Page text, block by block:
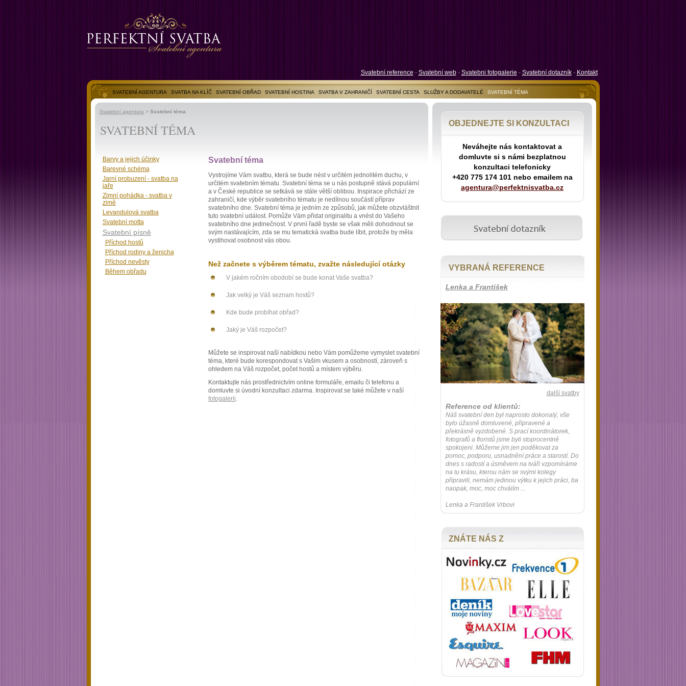
Svatební reference - Svatební web- Svatebni fotogalerie - Svatební dotazník- Kontakt
SVATEBNÍ AGENTURA SVATBA NA KLÍČ SVATEBNÍ OBŘAD SVATEBNÍ HOSTINA SVATBA V ZAHRANIČÍ SVATEBNÍ CESTA SLUŽBY A DODAVATELÉ
SVATEBNÍ TÉMA
SVATEBNÍ FOTOGALERIE
Svatební agentura > Svatební téma
SVATEBNÍ TÉMA
Svatební téma
Vystrojíme Vám svatbu, která se bude nést v určitém jednolitém duchu, v
určitém svatebním tématu. Svatební téma se u nás postupně stává populární
a v České republice se setkává se stále větší oblibou. Inspirace přichází ze
zahraničí, kde výběr svatebního tématu je nedílnou součástí příprav
svatebního dne. Svatební téma je jedním ze způsobů, jak můžete obzvláštnit
tuto svatební událost. Pomůže Vám přidat originalitu a vnést do Vašeho
svatebního dne jedinečnost. V první řadě byste se však měli dohodnout se
svým nastávajícím, zda se mu tematická svatba bude líbit, protože by měla
vystihovat osobnost vás obou.
Než začnete s výběrem tématu, zvažte následující otázky
V jakém ročním obodobí se bude konat Vaše svatba?
Jak velký je Váš seznam hostů?
Kde bude probíhat obřad?
Jaký je Váš rozpočet?
Můžete se inspirovat naší nabídkou nebo Vám pomůžeme vymyslet svatební
téma, které bude korespondovat s Vašim vkusem a osobností, zároveň s
ohledem na Váš rozpočet, počet hostů a místem výběru.
Kontaktujte nás prostřednictvím online formuláře, emailu či telefonu a
domluvte si úvodní konzultaci zdarma. Inspirovat se také můžete v naší
fotogalerii.
Barvy a jejich účinky
Barevné schéma
Jarní probuzení - svatba na
jaře
Zimní pohádka - svatba v
zimě
Levandulová svatba
Svatební motta
Svatební písně
Příchod hostů
Příchod rodiny a ženicha
Příchod nevěsty
Během obřadu
OBJEDNEJTE SI KONZULTACI
Neváhejte nás kontaktovat a
domluvte si s námi bezplatnou
konzultaci telefonicky
+420 775 174 101 nebo emailem na
agentura@perfektnisvatba.cz
VYBRANÁ REFERENCE
Lenka a František
další svatby
Reference od klientů:
Náš svatební den byl naprosto dokonalý, vše
bylo úžasně domluvené, připravené a
překrásně vyzdobené. S prací koordinátorek,
fotografů a floristů jsme byli stoprocentně
spokojeni. Můžeme jim jen poděkovat za
pomoc, podporu, usnadnění práce a starostí. Do
dnes s radostí a úsměvem na tváři vzpomínáme
na tu krásu, kterou nám se svými kolegy
připravili, nemám jedinou výtku k jejich práci, ba
naopak, moc, moc chválím ...
Lenka a František Vrbovi
ZNÁTE NÁS Z